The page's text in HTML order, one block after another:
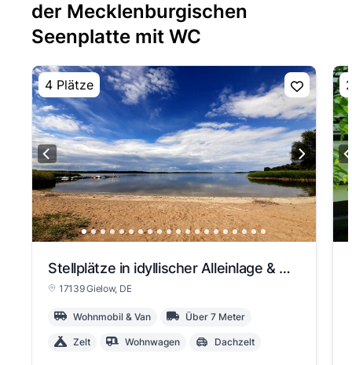
der Mecklenburgischen
Seenplatte mit WC
4 Plätze
Stellplätze in idyllischer Alleinlage & Kultur
17139 Gielow, DE
Wohnmobil & Van Über 7 Meter
Zelt Wohnwagen Dachzelt